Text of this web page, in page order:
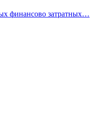
финансово затратных…